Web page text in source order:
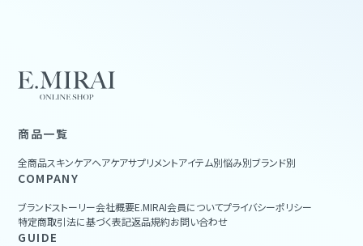
商品一覧
全商品スキンケアヘアケアサプリメントアイテム別悩み別ブランド別
COMPANY
ブランドストーリー会社概要E.MIRAI会員についてプライバシーポリシー
特定商取引法に基づく表記返品規約お問い合わせ
GUIDE